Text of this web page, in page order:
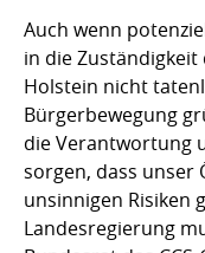
Auch wenn
in die Zuständigkeit
Holstein nicht
Bürgerbewegung
die Verantwortung
sorgen, dass unser
unsinnigen Risiken
Landesregierung